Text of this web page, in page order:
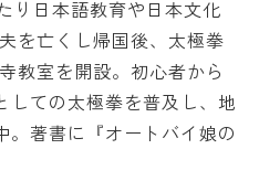
り日本語教育や日本文化
を亡くし帰国後、太極拳
教室を開設。初心者から
しての太極拳を普及し、地
。著書に『オートバイ娘の